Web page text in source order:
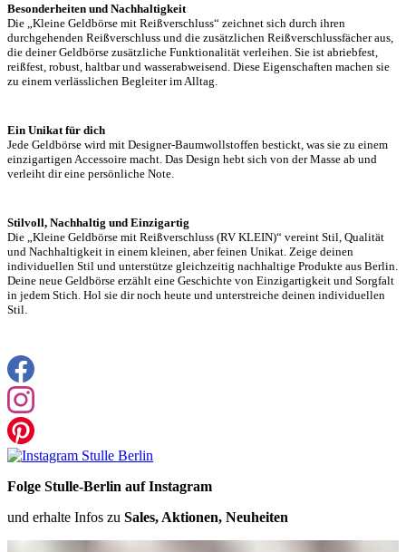
Besonderheiten und Nachhaltigkeit
Die „Kleine Geldbörse mit Reißverschluss“ zeichnet sich durch ihren
durchgehenden Reißverschluss und die zusätzlichen Reißverschlussfächer aus,
die deiner Geldbörse zusätzliche Funktionalität verleihen. Sie ist abriebfest,
reißfest, robust, haltbar und wasserabweisend. Diese Eigenschaften machen sie
zu einem verlässlichen Begleiter im Alltag.
Ein Unikat für dich
Jede Geldbörse wird mit Designer-Baumwollstoffen bestickt, was sie zu einem
einzigartigen Accessoire macht. Das Design hebt sich von der Masse ab und
verleiht dir eine persönliche Note.
Stilvoll, Nachhaltig und Einzigartig
Die „Kleine Geldbörse mit Reißverschluss (RV KLEIN)“ vereint Stil, Qualität
und Nachhaltigkeit in einem kleinen, aber feinen Unikat. Zeige deinen
individuellen Stil und unterstütze gleichzeitig nachhaltige Produkte aus Berlin.
Deine neue Geldbörse erzählt eine Geschichte von Einzigartigkeit und Sorgfalt
in jedem Stich. Hol sie dir noch heute und unterstreiche deinen individuellen
Stil.
Folge Stulle-Berlin auf Instagram
und erhalte Infos zu Sales, Aktionen, Neuheiten